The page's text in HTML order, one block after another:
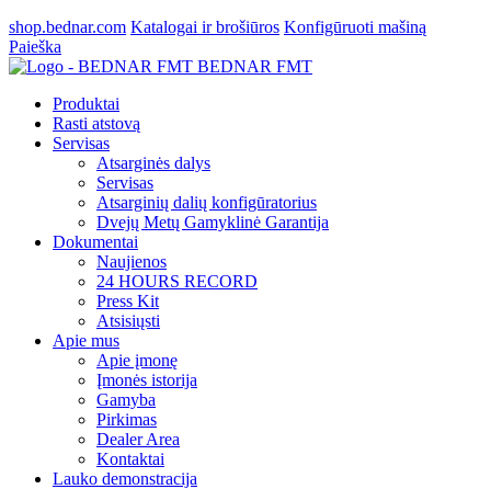
shop.bednar.com Katalogai ir brošiūros Konfigūruoti mašiną
Paieška
BEDNAR FMT
Produktai
Rasti atstovą
Servisas
Atsarginės dalys
Servisas
Atsarginių dalių konfigūratorius
Dvejų Metų Gamyklinė Garantija
Dokumentai
Naujienos
24 HOURS RECORD
Press Kit
Atsisiųsti
Apie mus
Apie įmonę
Įmonės istorija
Gamyba
Pirkimas
Dealer Area
Kontaktai
Lauko demonstracija